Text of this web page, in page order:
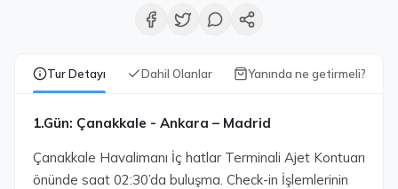
Tur Detayı Dahil Olanlar Yanında ne getirmeli?
1.Gün: Çanakkale - Ankara – Madrid
Çanakkale Havalimanı İç hatlar Terminali Ajet Kontuarı
önünde saat 02:30’da buluşma. Check-in İşlemlerinin